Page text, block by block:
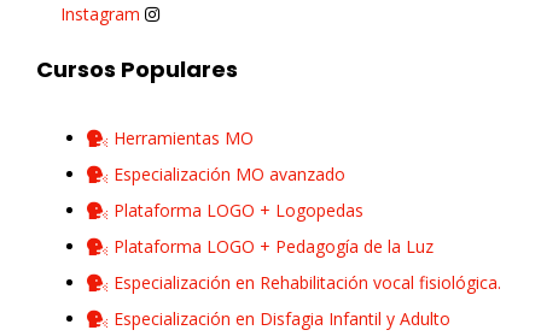
Instagram
Cursos Populares
Herramientas MO
Especialización MO avanzado
Plataforma LOGO + Logopedas
Plataforma LOGO + Pedagogía de la Luz
Especialización en Rehabilitación vocal fisiológica.
Especialización en Disfagia Infantil y Adulto